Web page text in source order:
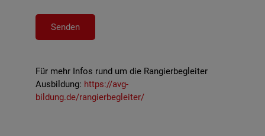
Für mehr Infos rund um die Rangierbegleiter
Ausbildung: https://avg-
bildung.de/rangierbegleiter/